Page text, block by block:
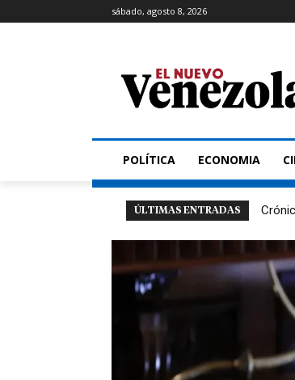
sábado, agosto 8, 2026
POLÍTICA ECONOMIA
ÚLTIMAS ENTRADAS